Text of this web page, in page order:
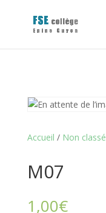
Accueil / Non classé
M07
1,00€